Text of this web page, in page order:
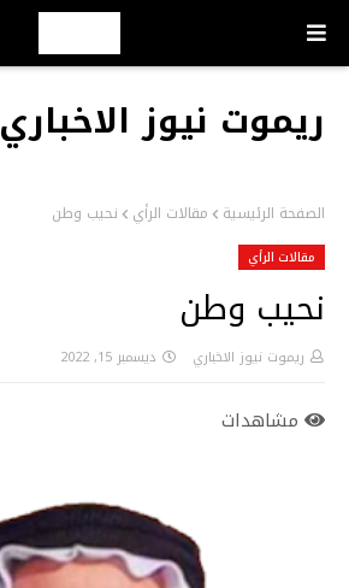
ريموت نيوز الاخباري
الصفحة الرئيسية مقالات الرأي نحيب وطن
مقالات الرأي
نحيب وطن
ريموت نيوز الاخباري ديسمبر 15, 2022
مشاهدات